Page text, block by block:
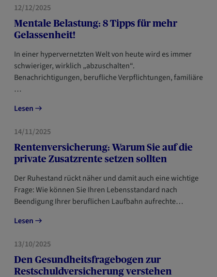
GESUNDHEIT
12/12/2025
Mentale Belastung: 8 Tipps für mehr
Gelassenheit!
In einer hypervernetzten Welt von heute wird es immer
schwieriger, wirklich „abzuschalten“.
Benachrichtigungen, berufliche Verpflichtungen, familiäre
…
Lesen
VORSORGE
14/11/2025
Rentenversicherung: Warum Sie auf die
private Zusatzrente setzen sollten
Der Ruhestand rückt näher und damit auch eine wichtige
Frage: Wie können Sie Ihren Lebensstandard nach
Beendigung Ihrer beruflichen Laufbahn aufrechte…
Lesen
VORSORGE
13/10/2025
Den Gesundheitsfragebogen zur
Restschuldversicherung verstehen